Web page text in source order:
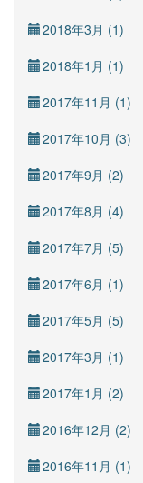
2018年3月 (1)
2018年1月 (1)
2017年11月 (1)
2017年10月 (3)
2017年9月 (2)
2017年8月 (4)
2017年7月 (5)
2017年6月 (1)
2017年5月 (5)
2017年3月 (1)
2017年1月 (2)
2016年12月 (2)
2016年11月 (1)